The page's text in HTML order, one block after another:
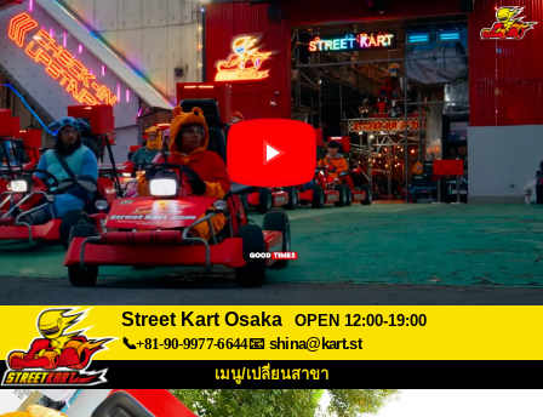
Street Kart Osaka
OPEN 12:00-19:00
📞+81-90-9977-6644📧 shina@kart.st
เมนู/เปลี่ยนสาขา